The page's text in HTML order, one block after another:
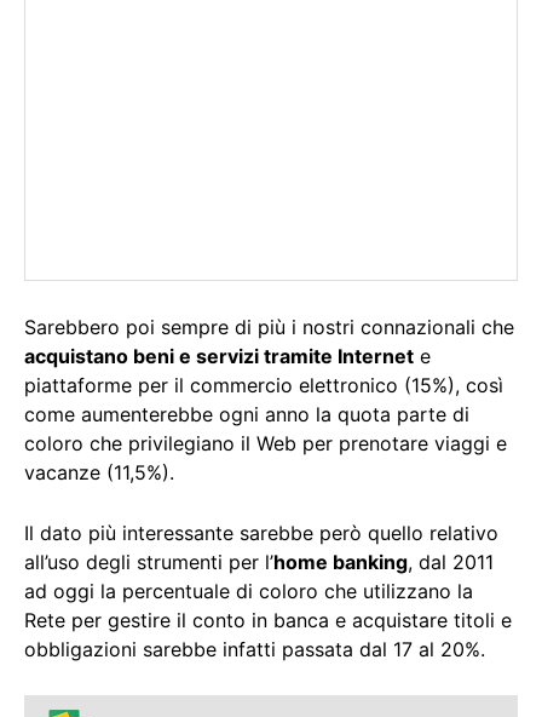
Sarebbero poi sempre di più i nostri connazionali che
acquistano beni e servizi tramite Internet e
piattaforme per il commercio elettronico (15%), così
come aumenterebbe ogni anno la quota parte di
coloro che privilegiano il Web per prenotare viaggi e
vacanze (11,5%).
Il dato più interessante sarebbe però quello relativo
all’uso degli strumenti per l’home banking, dal 2011
ad oggi la percentuale di coloro che utilizzano la
Rete per gestire il conto in banca e acquistare titoli e
obbligazioni sarebbe infatti passata dal 17 al 20%.